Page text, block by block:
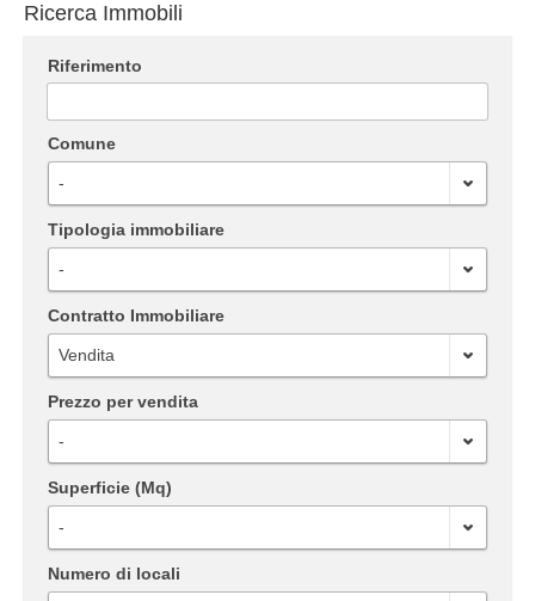
Ricerca Immobili
Riferimento
Comune
-
Tipologia immobiliare
-
Contratto Immobiliare
Vendita
Prezzo per vendita
-
Superficie (Mq)
-
Numero di locali